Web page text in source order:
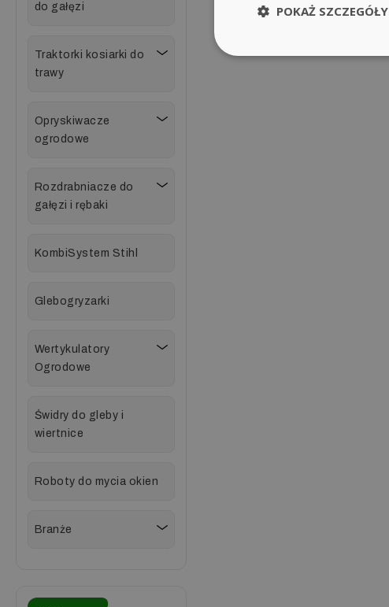
do gałęzi
Traktorki kosiarki do
trawy
Opryskiwacze
ogrodowe
Rozdrabniacze do
gałęzi i rębaki
KombiSystem Stihl
Glebogryzarki
Wertykulatory
Ogrodowe
Świdry do gleby i
wiertnice
Roboty do mycia okien
Branże
POKAŻ SZCZEGÓŁY